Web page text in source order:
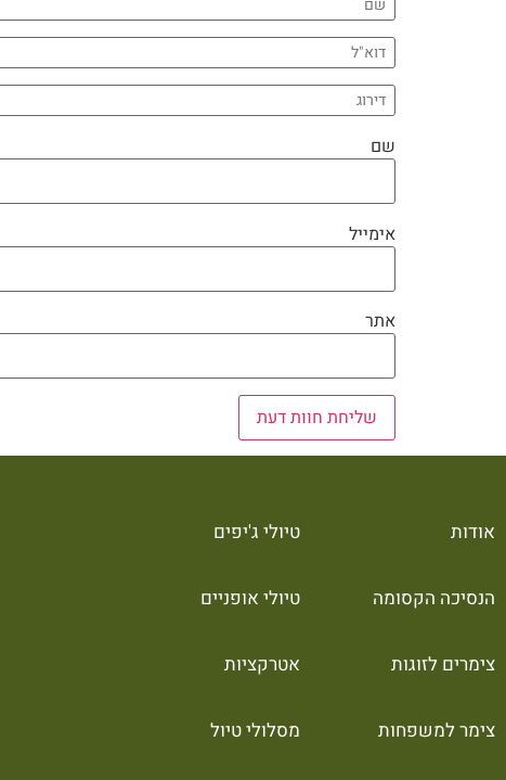
שם
אימייל
אתר
אודות
הנסיכה הקסומה
צימרים לזוגות
צימר למשפחות
טיולי ג'יפים
טיולי אופניים
אטרקציות
מסלולי טיול